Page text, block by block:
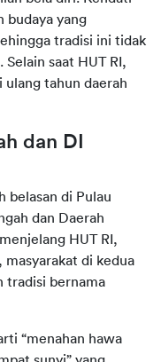
budaya yang
tradisi ini tidak
saat HUT RI,
ulang tahun daerah
dan DI
belasan di Pulau
dan Daerah
HUT RI,
masyarakat di kedua
tradisi bernama
“menahan hawa